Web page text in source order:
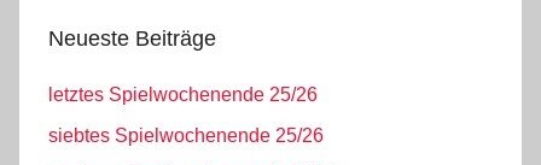
Neueste Beiträge
letztes Spielwochenende 25/26
siebtes Spielwochenende 25/26